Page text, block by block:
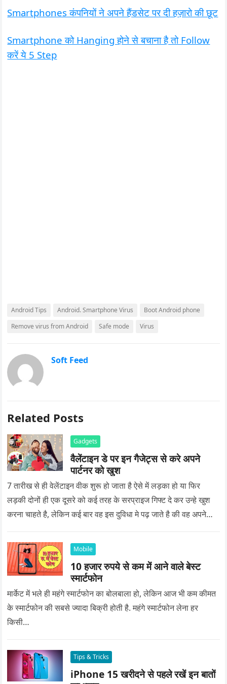
Smartphones कंपनियों ने अपने हैंडसेट पर दी हज़ारो की छूट
Smartphone को Hanging होने से बचाना है तो Follow
करें ये 5 Step
Android Tips Android. Smartphone Virus
Boot Android phone
Remove virus from Android
Safe mode Virus
Soft Feed
Related Posts
Gadgets
वैलेंटाइन डे पर इन गैजेट्स से करे अपने
पार्टनर को खुश
7 तारीख से ही वेलेंटाइन वीक शुरू हो जाता है ऐसे में लड़का हो या फिर
लड़की दोनों ही एक दूसरे को कई तरह के सरप्राइज गिफ्ट दे कर उन्हे खुश
करना चाहते है, लेकिन कई बार वह इस दुविधा मे पढ़ जाते है की वह अपने
Mobile
10 हजार रुपये से कम में आने वाले बेस्ट
स्मार्टफोन
मार्केट में भले ही महंगे स्मार्टफोन का बोलबाला हो, लेकिन आज भी कम कीमत
के स्मार्टफोन की सबसे ज्यादा बिक्री होती है. महंगे स्मार्टफोन लेना हर
किसी…
Tips & Tricks
iPhone 15 खरीदने से पहले रखें इन बातों